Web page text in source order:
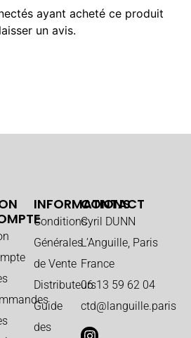
ayant acheté ce produit
un avis.
INFORMATIONS
Conditions
Générales
de Vente
Distributeurs
Guide
des
CONTACT
Cyril DUNN
L’Anguille, Paris
France
06 13 59 62 04
ctd@languille.paris